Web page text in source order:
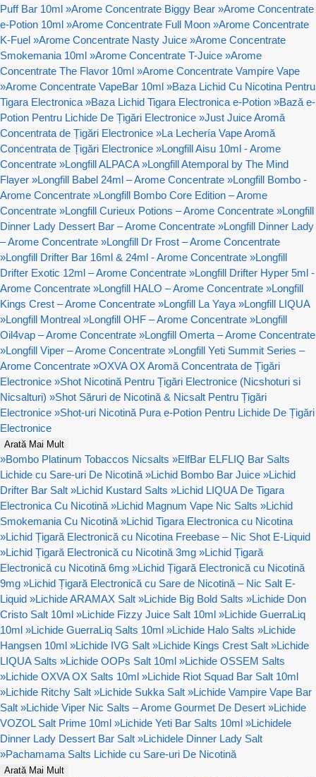
Puff Bar 10ml »Arome Concentrate Biggy Bear »Arome Concentrate
e-Potion 10ml »Arome Concentrate Full Moon »Arome Concentrate
K-Fuel »Arome Concentrate Nasty Juice »Arome Concentrate
Smokemania 10ml »Arome Concentrate T-Juice »Arome
Concentrate The Flavor 10ml »Arome Concentrate Vampire Vape
»Arome Concentrate VapeBar 10ml »Baza Lichid Cu Nicotina Pentru
Tigara Electronica »Baza Lichid Tigara Electronica e-Potion »Bază e-
Potion Pentru Lichide De Țigări Electronice »Just Juice Aromă
Concentrata de Țigări Electronice »La Lechería Vape Aromă
Concentrata de Țigări Electronice »Longfill Aisu 10ml - Arome
Concentrate »Longfill ALPACA »Longfill Atemporal by The Mind
Flayer »Longfill Babel 24ml – Arome Concentrate »Longfill Bombo -
Arome Concentrate »Longfill Bombo Core Edition – Arome
Concentrate »Longfill Curieux Potions – Arome Concentrate »Longfill
Dinner Lady Dessert Bar – Arome Concentrate »Longfill Dinner Lady
– Arome Concentrate »Longfill Dr Frost – Arome Concentrate
»Longfill Drifter Bar 16ml & 24ml - Arome Concentrate »Longfill
Drifter Exotic 12ml – Arome Concentrate »Longfill Drifter Hyper 5ml -
Arome Concentrate »Longfill HALO – Arome Concentrate »Longfill
Kings Crest – Arome Concentrate »Longfill La Yaya »Longfill LIQUA
»Longfill Montreal »Longfill OHF – Arome Concentrate »Longfill
Oil4vap – Arome Concentrate »Longfill Omerta – Arome Concentrate
»Longfill Viper – Arome Concentrate »Longfill Yeti Summit Series –
Arome Concentrate »OXVA OX Aromă Concentrata de Țigări
Electronice »Shot Nicotină Pentru Țigări Electronice (Nicshoturi si
Nicsalturi) »Shot Săruri de Nicotină & Nicsalt Pentru Țigări
Electronice »Shot-uri Nicotină Pura e-Potion Pentru Lichide De Țigări
Electronice
Arată Mai Mult
»Bombo Platinum Tobaccos Nicsalts »ElfBar ELFLIQ Bar Salts
Lichide cu Sare-uri De Nicotină »Lichid Bombo Bar Juice »Lichid
Drifter Bar Salt »Lichid Kustard Salts »Lichid LIQUA De Tigara
Electronica Cu Nicotină »Lichid Magnum Vape Nic Salts »Lichid
Smokemania Cu Nicotină »Lichid Tigara Electronica cu Nicotina
»Lichid Țigară Electronică cu Nicotina Freebase – Nic Shot E-Liquid
»Lichid Țigară Electronică cu Nicotină 3mg »Lichid Țigară
Electronică cu Nicotină 6mg »Lichid Țigară Electronică cu Nicotină
9mg »Lichid Țigară Electronică cu Sare de Nicotină – Nic Salt E-
Liquid »Lichide ARAMAX Salt »Lichide Big Bold Salts »Lichide Don
Cristo Salt 10ml »Lichide Fizzy Juice Salt 10ml »Lichide GuerraLiq
10ml »Lichide GuerraLiq Salts 10ml »Lichide Halo Salts »Lichide
Hangsen 10ml »Lichide IVG Salt »Lichide Kings Crest Salt »Lichide
LIQUA Salts »Lichide OOPs Salt 10ml »Lichide OSSEM Salts
»Lichide OXVA OX Salts 10ml »Lichide Riot Squad Bar Salt 10ml
»Lichide Ritchy Salt »Lichide Sukka Salt »Lichide Vampire Vape Bar
Salt »Lichide Viper Nic Salts – Arome Gourmet De Desert »Lichide
VOZOL Salt Prime 10ml »Lichide Yeti Bar Salts 10ml »Lichidele
Dinner Lady Dessert Bar Salt »Lichidele Dinner Lady Salt
»Pachamama Salts Lichide cu Sare-uri De Nicotină
Arată Mai Mult